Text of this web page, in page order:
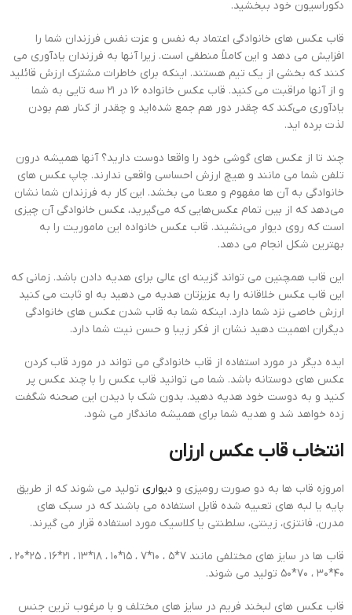
دکوراسیون خود ببخشید.
قاب عکس های خانوادگی اعتماد به نفس و عزت نفس فرزندان شما را
افزایش می دهد و این کاملاً منطقی است. زیرا آنها به فرزندان یادآوری می
کنند که بخشی از یک تیم هستند. اینکه برای خاطرات مشترک ارزش قائلید
و از آنها مراقبت می کنید. قاب عکس خانواده 16 در 21 سه تایی به شما
یادآوری می‌کند که چقدر دور هم جمع شده‌اید و چقدر از کنار هم بودن
لذت برده اید.
چند تا از عکس های گوشی خود را واقعا دوست دارید؟ آنها همیشه درون
تلفن شما می مانند و هیچ ارزش احساسی واقعی ندارند. چاپ عکس های
خانوادگی به آن ها مفهوم و معنا می بخشد. این کار به فرزندان شما نشان
می‌دهد که از بین تمام عکس‌هایی که می‌گیرید، عکس خانوادگی آن چیزی
است که روی دیوار می‌نشیند. قاب عکس خانواده این ماموریت را به
بهترین شکل انجام می دهد.
این قاب همچنین می تواند گزینه ای عالی برای هدیه دادن باشد. زمانی که
این قاب عکس خلاقانه را به عزیزتان هدیه می دهید به او ثابت می کنید
ارزش خاصی نزد شما دارد. اینکه شما به قاب شدن عکس های خانوادگی
دیگران اهمیت دهید نشان از فکر زیبا و حسن نیت شما دارد.
ایده دیگر در مورد استفاده از قاب خانوادگی می تواند در مورد قاب کردن
عکس های دوستانه باشد. شما می توانید قاب عکس را با چند عکس پر
کنید و به دوست خود هدیه دهید. بدون شک با دیدن این صحنه شگفت
زده خواهد شد و هدیه شما برای همیشه ماندگار می شود.
انتخاب قاب عکس ارزان
امروزه قاب ها به دو صورت رومیزی و دیواری تولید می شوند که از طریق
پایه یا لبه های تعبیه شده قابل استفاده می باشند که در سبک های
مدرن، فانتزی، زینتی، سلطنتی یا کلاسیک مورد استفاده قرار می گیرند.
قاب ها در سایز های مختلفی مانند 7*5 ، 10*7 ، 15*10 ، 18*13 ، 21*16 ، 25*20 ،
40*30 ، 70*50 تولید می شوند.
قاب عکس های لبخند فریم در سایز های مختلف و با مرغوب ترین جنس